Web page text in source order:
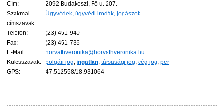
Cím:
2092 Budakeszi, Fő u. 207.
Szakmai
címszavak:
Ügyvédek, ügyvédi irodák, jogászok
Telefon:
(23) 451-940
Fax:
(23) 451-736
E-Mail:
horvathveronika@horvathveronika.hu
Kulcsszavak:
polgári jog, ingatlan, társasági jog, cég jog, per
GPS:
47.512558/18.931064